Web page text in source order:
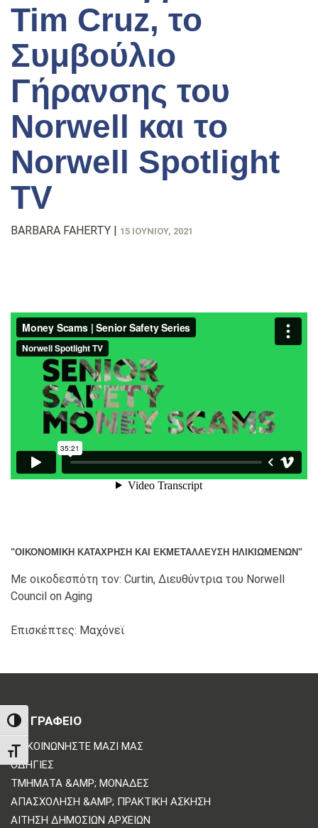
TOGGLE HIGH CONTRAST
TOGGLE FONT SIZE
Tim Cruz, το
Συμβούλιο
Γήρανσης του
Norwell και το
Norwell Spotlight
TV
BARBARA FAHERTY | 15 ΙΟΥΝΊΟΥ, 2021
"ΟΙΚΟΝΟΜΙΚΉ ΚΑΤΆΧΡΗΣΗ ΚΑΙ ΕΚΜΕΤΆΛΛΕΥΣΗ ΗΛΙΚΙΩΜΈΝΩΝ"
Με οικοδεσπότη τον: Curtin, Διευθύντρια του Norwell
Council on Aging
Επισκέπτες: Μαχόνεϊ
ΤΟ ΓΡΑΦΕΙΟ
ΕΠΙΚΟΙΝΩΝΗΣΤΕ ΜΑΖΙ ΜΑΣ
ΟΔΗΓΊΕΣ
ΤΜΉΜΑΤΑ &AMP; ΜΟΝΆΔΕΣ
ΑΠΑΣΧΌΛΗΣΗ &AMP; ΠΡΑΚΤΙΚΉ ΆΣΚΗΣΗ
ΑΊΤΗΣΗ ΔΗΜΌΣΙΩΝ ΑΡΧΕΊΩΝ